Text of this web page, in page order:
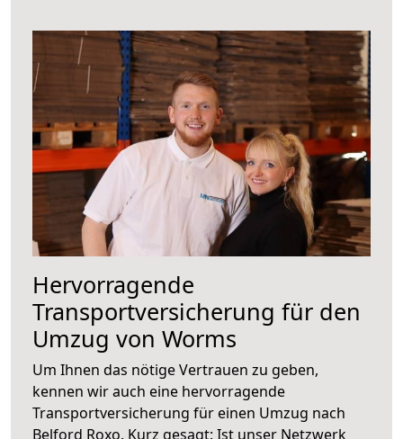
Hervorragende
Transportversicherung für den
Umzug von Worms
Um Ihnen das nötige Vertrauen zu geben,
kennen wir auch eine hervorragende
Transportversicherung für einen Umzug nach
Belford Roxo. Kurz gesagt: Ist unser Netzwerk